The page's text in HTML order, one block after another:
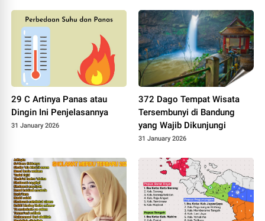
29 C Artinya Panas atau
Dingin Ini Penjelasannya
31 January 2026
372 Dago Tempat Wisata
Tersembunyi di Bandung
yang Wajib Dikunjungi
31 January 2026